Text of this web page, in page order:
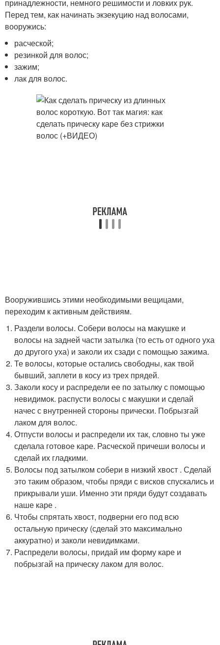
принадлежности, немного решимости и ловких рук.
Перед тем, как начинать экзекуцию над волосами,
вооружись:
расческой;
резинкой для волос;
зажим;
лак для волос.
Вооружившись этими необходимыми вещицами,
переходим к активным действиям.
Раздели волосы. Собери волосы на макушке и
волосы на задней части затылка (то есть от одного уха
до другого уха) и заколи их сзади с помощью зажима.
Те волосы, которые остались свободны, как твой
бывший, заплети в косу из трех прядей.
Заколи косу и распредели ее по затылку с помощью
невидимок. распусти волосы с макушки и сделай
начес с внутренней стороны прически. Побрызгай
лаком для волос.
Отпусти волосы и распредели их так, словно ты уже
сделала готовое каре. Расческой причеши волосы и
сделай их гладкими.
Волосы под затылком собери в низкий хвост . Сделай
это таким образом, чтобы пряди с висков спускались и
прикрывали уши. Именно эти пряди будут создавать
наше каре .
Чтобы спрятать хвост, подверни его под всю
остальную прическу (сделай это максимально
аккуратно) и заколи невидимками.
Распредели волосы, придай им форму каре и
побрызгай на прическу лаком для волос.